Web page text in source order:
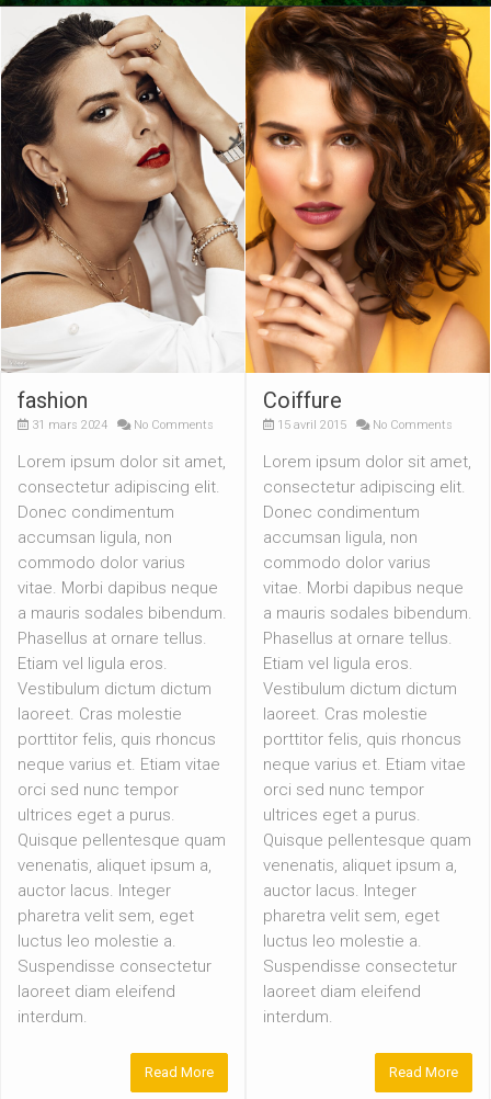
fashion
31 mars 2024 No Comments
Lorem ipsum dolor sit amet,
consectetur adipiscing elit.
Donec condimentum
accumsan ligula, non
commodo dolor varius
vitae. Morbi dapibus neque
a mauris sodales bibendum.
Phasellus at ornare tellus.
Etiam vel ligula eros.
Vestibulum dictum dictum
laoreet. Cras molestie
porttitor felis, quis rhoncus
neque varius et. Etiam vitae
orci sed nunc tempor
ultrices eget a purus.
Quisque pellentesque quam
venenatis, aliquet ipsum a,
auctor lacus. Integer
pharetra velit sem, eget
luctus leo molestie a.
Suspendisse consectetur
laoreet diam eleifend
interdum.
Read More
Coiffure
15 avril 2015 No Comments
Lorem ipsum dolor sit amet,
consectetur adipiscing elit.
Donec condimentum
accumsan ligula, non
commodo dolor varius
vitae. Morbi dapibus neque
a mauris sodales bibendum.
Phasellus at ornare tellus.
Etiam vel ligula eros.
Vestibulum dictum dictum
laoreet. Cras molestie
porttitor felis, quis rhoncus
neque varius et. Etiam vitae
orci sed nunc tempor
ultrices eget a purus.
Quisque pellentesque quam
venenatis, aliquet ipsum a,
auctor lacus. Integer
pharetra velit sem, eget
luctus leo molestie a.
Suspendisse consectetur
laoreet diam eleifend
interdum.
Read More